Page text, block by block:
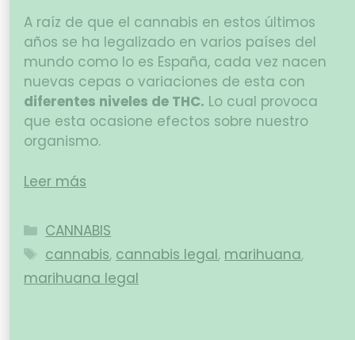
A raíz de que el cannabis en estos últimos
años se ha legalizado en varios países del
mundo como lo es España, cada vez nacen
nuevas cepas o variaciones de esta con
diferentes niveles de THC. Lo cual provoca
que esta ocasione efectos sobre nuestro
organismo.
Leer más
CANNABIS
cannabis, cannabis legal, marihuana,
marihuana legal